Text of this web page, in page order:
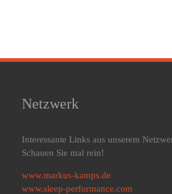
Netzwerk
Interessante Links aus unserem
Schauen Sie mal rein!
www.markus-kamps.de
www.sleep-performance.com